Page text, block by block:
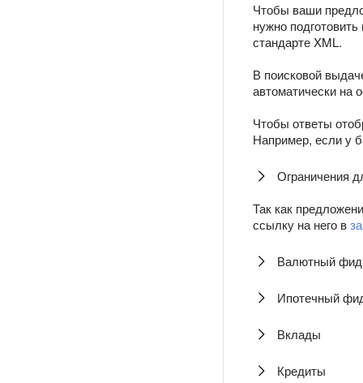
Чтобы ваши
нужно
стандарте XML.
В поисковой
автоматически на
Чтобы ответы
Например, если у
Ограничения
Так как
ссылку на него в
Валютный фид
Ипотечный
Вклады
Кредиты